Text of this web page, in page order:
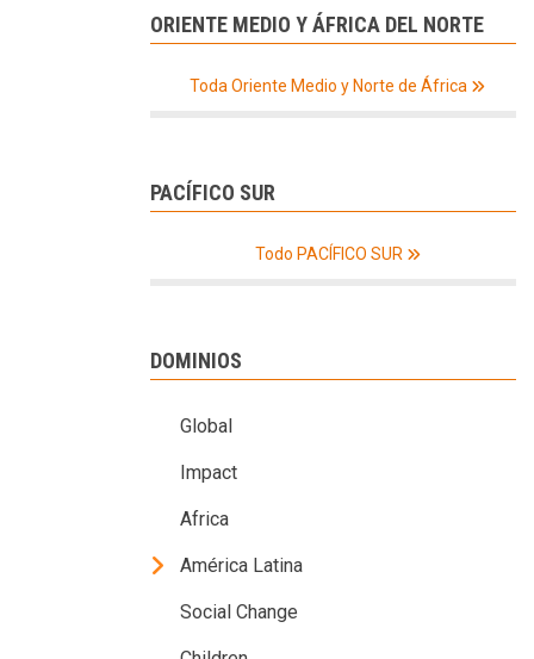
ORIENTE MEDIO Y ÁFRICA DEL NORTE
Toda Oriente Medio y Norte de África
PACÍFICO SUR
Todo PACÍFICO SUR
DOMINIOS
Global
Impact
Africa
América Latina
Social Change